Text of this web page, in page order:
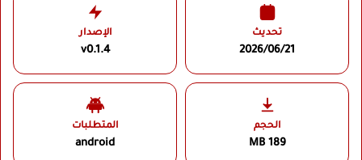
تحديث
2026/06/21
الإصدار
v0.1.4
الحجم
189 MB
المتطلبات
android